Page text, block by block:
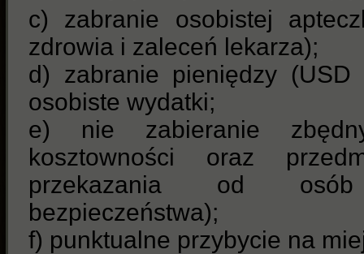
c) zabranie osobistej
zdrowia i zaleceń lekarza);
d) zabranie pieniędzy (USD
osobiste wydatki;
e) nie zabieranie
kosztowności oraz
przekazania od
bezpieczeństwa);
f) punktualne przybycie na